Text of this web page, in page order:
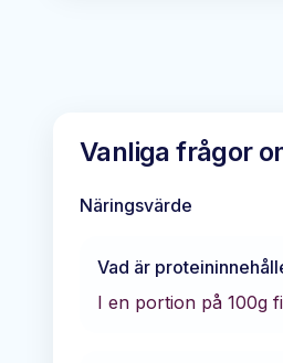
Vanliga frågor
Näringsvärde
Vad är
I en portion på 100g